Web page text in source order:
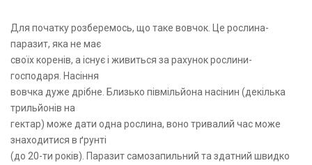
Для початку розберемось, що таке вовчок. Це рослина-
паразит, яка не має
своїх коренів, а існує і живиться за рахунок рослини-
господаря. Насіння
вовчка дуже дрібне. Близько півмільйона насінин (декілька
трильйонів на
гектар) може дати одна рослина, воно тривалий час може
знаходитися в ґрунті
(до 20-ти років). Паразит самозапильний та здатний швидко